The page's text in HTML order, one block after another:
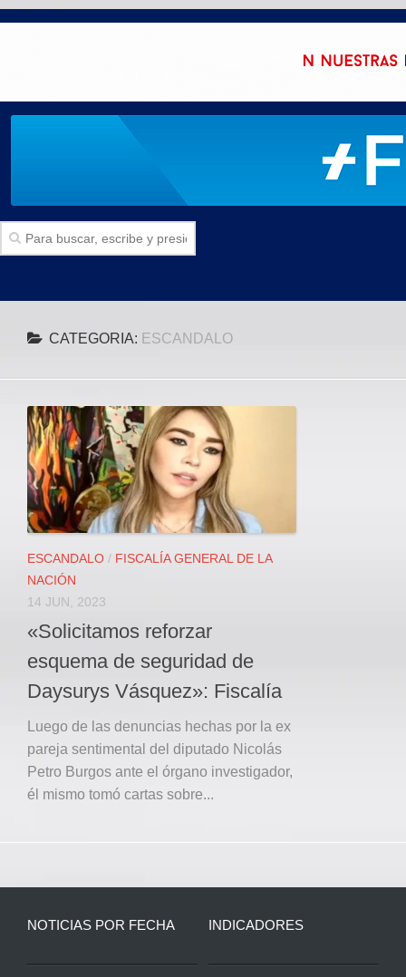
Politica
Local
Deportes
JUDICIAL
ÁREA METROPOLITANA
REGIONAL
DEPARTAMENTAL
Internacional
Contactenos
facebook
Instagram
Registro ISSN: 2711-3299
CATEGORIA: ESCANDALO
ESCANDALO / FISCALÍA GENERAL DE LA
NACIÓN
14 JUN, 2023
«Solicitamos reforzar
esquema de seguridad de
Daysurys Vásquez»: Fiscalía
Luego de las denuncias hechas por la ex
pareja sentimental del diputado Nicolás
Petro Burgos ante el órgano investigador,
él mismo tomó cartas sobre...
NOTICIAS POR FECHA INDICADORES